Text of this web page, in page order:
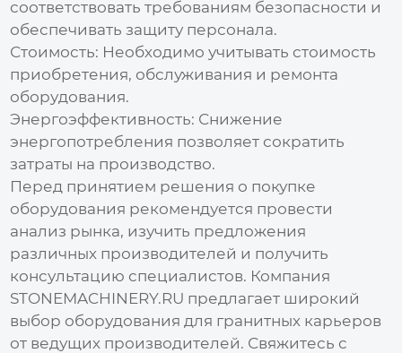
соответствовать требованиям безопасности и
обеспечивать защиту персонала.
Стоимость: Необходимо учитывать стоимость
приобретения, обслуживания и ремонта
оборудования.
Энергоэффективность: Снижение
энергопотребления позволяет сократить
затраты на производство.
Перед принятием решения о покупке
оборудования рекомендуется провести
анализ рынка, изучить предложения
различных производителей и получить
консультацию специалистов. Компания
STONEMACHINERY.RU предлагает широкий
выбор оборудования для гранитных карьеров
от ведущих производителей. Свяжитесь с